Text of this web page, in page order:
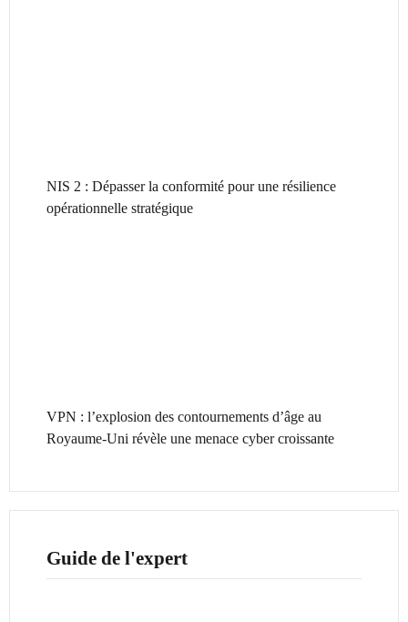
NIS 2 : Dépasser la conformité pour une résilience
opérationnelle stratégique
VPN : l’explosion des contournements d’âge au
Royaume-Uni révèle une menace cyber croissante
Guide de l'expert